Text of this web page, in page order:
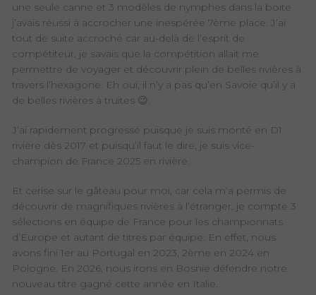
une seule canne et 3 modèles de nymphes dans la boite
j’avais réussi à accrocher une inespérée 7ème place. J’ai
tout de suite accroché car au-delà de l’esprit de
compétiteur, je savais que la compétition allait me
permettre de voyager et découvrir plein de belles rivières à
travers l’hexagone. Eh oui, il n’y a pas qu’en Savoie qu’il y a
de belles rivières à truites 😉.
J’ai rapidement progressé puisque je suis monté en D1
rivière dès 2017 et puisqu’il faut le dire, je suis vice-
champion de France 2025 en rivière.
Et cerise sur le gâteau pour moi, car cela m’a permis de
découvrir de magnifiques rivières à l’étranger, je compte 3
sélections en équipe de France pour les championnats
d’Europe et autant de titres par équipe. En effet, nous
avons fini 1er au Portugal en 2023, 2ème en 2024 en
Pologne. En 2026, nous irons en Bosnie défendre notre
nouveau titre gagné cette année en Italie.